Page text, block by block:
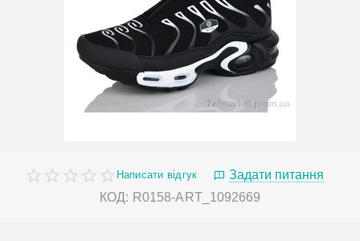
Написати відгук
Задати питання
КОД: R0158-ART_1092669